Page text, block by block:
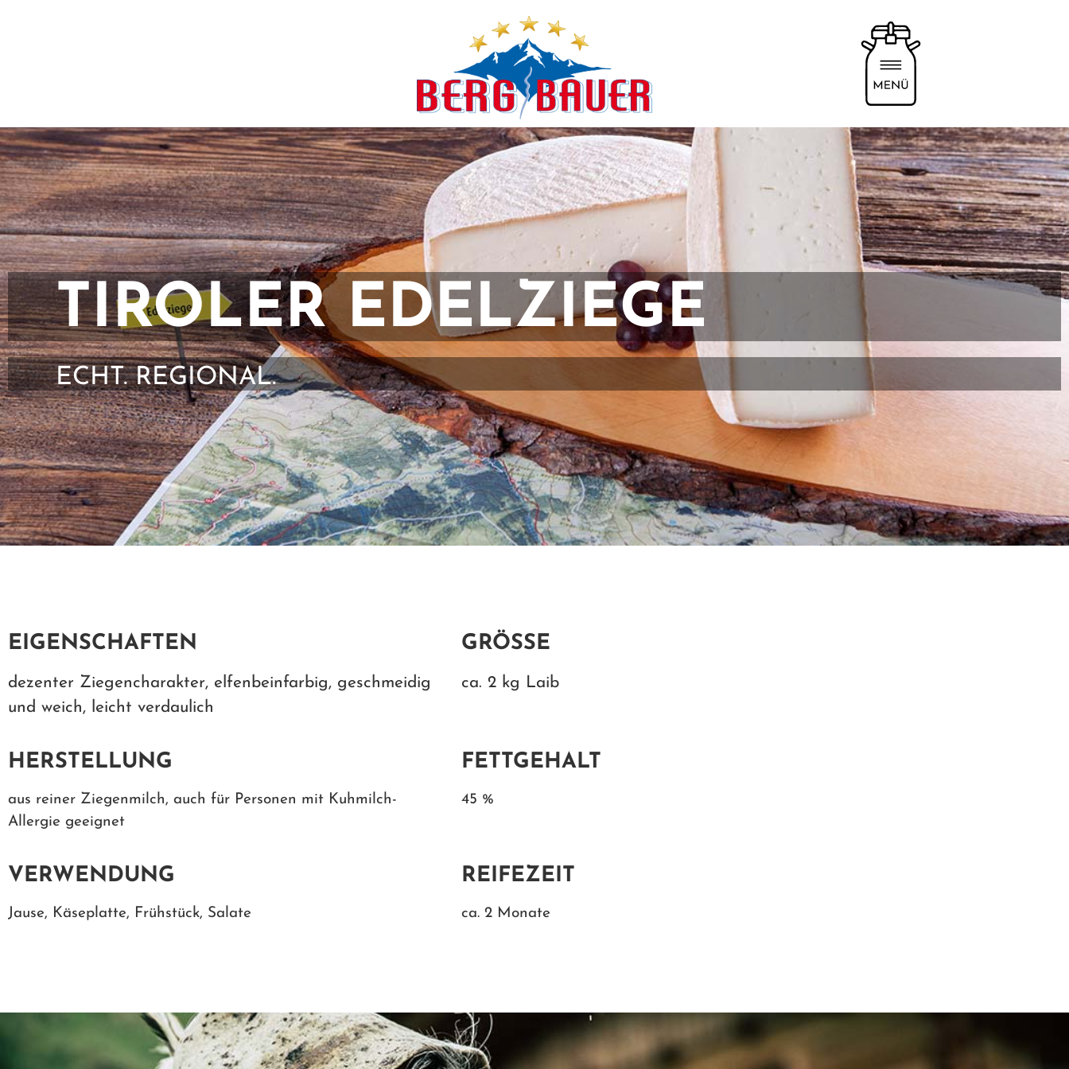
TIROLER EDELZIEGE
ECHT. REGIONAL.
EIGENSCHAFTEN
dezenter Ziegencharakter, elfenbeinfarbig, geschmeidig
und weich, leicht verdaulich
GRÖSSE
ca. 2 kg Laib
HERSTELLUNG
aus reiner Ziegenmilch, auch für Personen mit Kuhmilch-
Allergie geeignet
FETTGEHALT
45 %
VERWENDUNG
Jause, Käseplatte, Frühstück, Salate
REIFEZEIT
ca. 2 Monate